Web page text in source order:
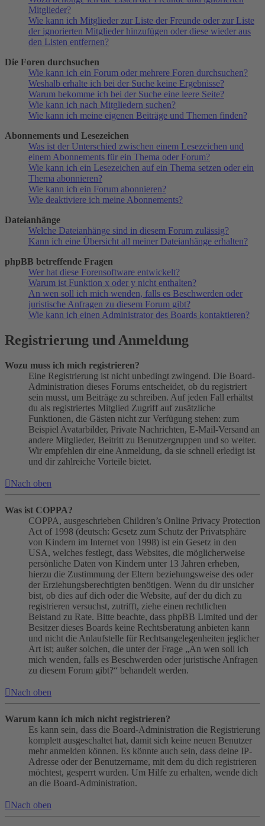
Mitglieder?
Wie kann ich Mitglieder zur Liste der Freunde oder zur Liste
der ignorierten Mitglieder hinzufügen oder diese wieder aus
den Listen entfernen?
Die Foren durchsuchen
Wie kann ich ein Forum oder mehrere Foren durchsuchen?
Weshalb erhalte ich bei der Suche keine Ergebnisse?
Warum bekomme ich bei der Suche eine leere Seite?
Wie kann ich nach Mitgliedern suchen?
Wie kann ich meine eigenen Beiträge und Themen finden?
Abonnements und Lesezeichen
Was ist der Unterschied zwischen einem Lesezeichen und
einem Abonnements für ein Thema oder Forum?
Wie kann ich ein Lesezeichen auf ein Thema setzen oder ein
Thema abonnieren?
Wie kann ich ein Forum abonnieren?
Wie deaktiviere ich meine Abonnements?
Dateianhänge
Welche Dateianhänge sind in diesem Forum zulässig?
Kann ich eine Übersicht all meiner Dateianhänge erhalten?
phpBB betreffende Fragen
Wer hat diese Forensoftware entwickelt?
Warum ist Funktion x oder y nicht enthalten?
An wen soll ich mich wenden, falls es Beschwerden oder
juristische Anfragen zu diesem Forum gibt?
Wie kann ich einen Administrator des Boards kontaktieren?
Registrierung und Anmeldung
Wozu muss ich mich registrieren?
Eine Registrierung ist nicht unbedingt zwingend. Die Board-
Administration dieses Forums entscheidet, ob du registriert
sein musst, um Beiträge zu schreiben. Auf jeden Fall erhältst
du als registriertes Mitglied Zugriff auf zusätzliche
Funktionen, die Gästen nicht zur Verfügung stehen: zum
Beispiel Avatarbilder, Private Nachrichten, E-Mail-Versand an
andere Mitglieder, Beitritt zu Benutzergruppen und so weiter.
Wir empfehlen dir eine Anmeldung, da sie schnell erledigt ist
und dir zahlreiche Vorteile bietet.
Nach oben
Was ist COPPA?
COPPA, ausgeschrieben Children’s Online Privacy Protection
Act of 1998 (deutsch: Gesetz zum Schutz der Privatsphäre
von Kindern im Internet von 1998) ist ein Gesetz in den
USA, welches festlegt, dass Websites, die möglicherweise
persönliche Daten von Kindern unter 13 Jahren erheben,
hierzu die Zustimmung der Eltern beziehungsweise des oder
der Erziehungsberechtigten benötigen. Wenn du dir unsicher
bist, ob dies auf dich oder die Website, auf der du dich zu
registrieren versuchst, zutrifft, ziehe einen rechtlichen
Beistand zu Rate. Bitte beachte, dass phpBB Limited und der
Besitzer dieses Boards keine Rechtsberatung anbieten kann
und nicht die Anlaufstelle für Rechtsangelegenheiten jeglicher
Art ist; außer solchen, die unter der Frage „An wen soll ich
mich wenden, falls es Beschwerden oder juristische Anfragen
zu diesem Forum gibt?“ behandelt werden.
Nach oben
Warum kann ich mich nicht registrieren?
Es kann sein, dass die Board-Administration die Registrierung
komplett ausgeschaltet hat, damit sich keine neuen Benutzer
mehr anmelden können. Es könnte auch sein, dass deine IP-
Adresse oder der Benutzername, mit dem du dich registrieren
möchtest, gesperrt wurden. Um Hilfe zu erhalten, wende dich
an die Board-Administration.
Nach oben